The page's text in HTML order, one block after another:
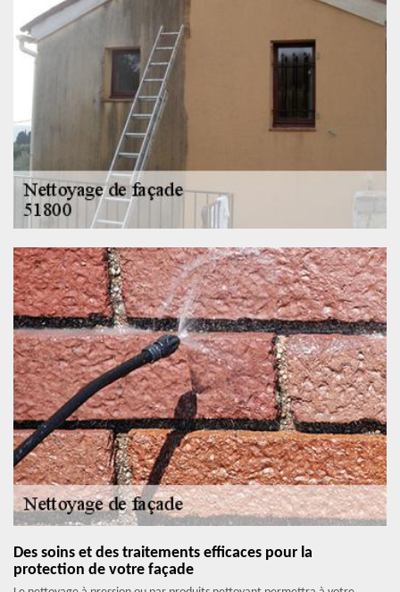
Des soins et des traitements efficaces pour la
protection de votre façade